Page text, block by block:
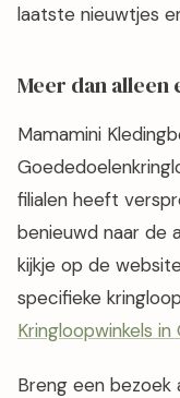
laatste nieuwtjes
Meer dan
Mamamini
filialen heeft
benieuwd naar de
kijkje op de
specifieke
Kringloopwinkels in
Breng een bezoek